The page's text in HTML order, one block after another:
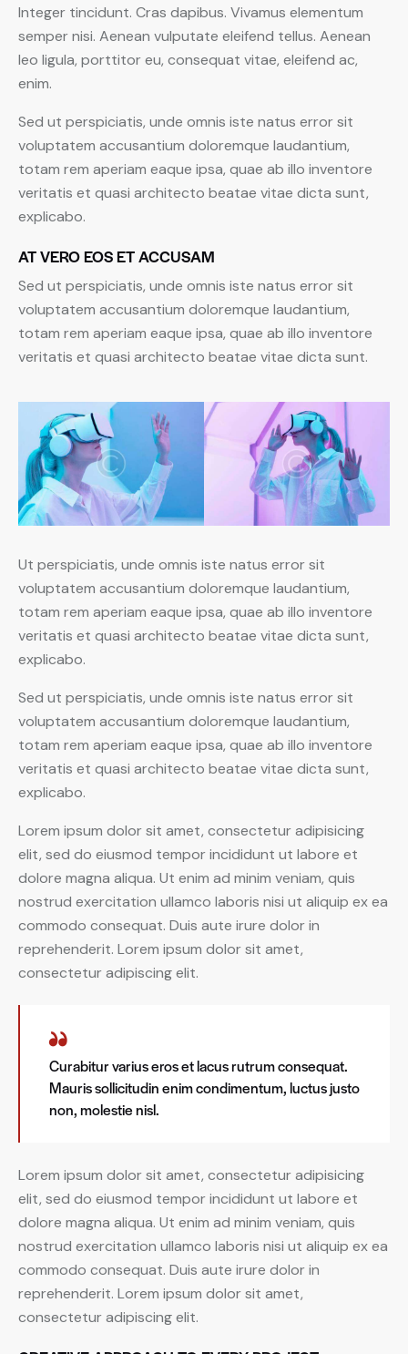
Integer tincidunt. Cras dapibus. Vivamus elementum
semper nisi. Aenean vulputate eleifend tellus. Aenean
leo ligula, porttitor eu, consequat vitae, eleifend ac,
enim.
Sed ut perspiciatis, unde omnis iste natus error sit
voluptatem accusantium doloremque laudantium,
totam rem aperiam eaque ipsa, quae ab illo inventore
veritatis et quasi architecto beatae vitae dicta sunt,
explicabo.
AT VERO EOS ET ACCUSAM
Sed ut perspiciatis, unde omnis iste natus error sit
voluptatem accusantium doloremque laudantium,
totam rem aperiam eaque ipsa, quae ab illo inventore
veritatis et quasi architecto beatae vitae dicta sunt.
Ut perspiciatis, unde omnis iste natus error sit
voluptatem accusantium doloremque laudantium,
totam rem aperiam eaque ipsa, quae ab illo inventore
veritatis et quasi architecto beatae vitae dicta sunt,
explicabo.
Sed ut perspiciatis, unde omnis iste natus error sit
voluptatem accusantium doloremque laudantium,
totam rem aperiam eaque ipsa, quae ab illo inventore
veritatis et quasi architecto beatae vitae dicta sunt,
explicabo.
Lorem ipsum dolor sit amet, consectetur adipisicing
elit, sed do eiusmod tempor incididunt ut labore et
dolore magna aliqua. Ut enim ad minim veniam, quis
nostrud exercitation ullamco laboris nisi ut aliquip ex ea
commodo consequat. Duis aute irure dolor in
reprehenderit. Lorem ipsum dolor sit amet,
consectetur adipiscing elit.
Curabitur varius eros et lacus rutrum consequat.
Mauris sollicitudin enim condimentum, luctus justo
non, molestie nisl.
Lorem ipsum dolor sit amet, consectetur adipisicing
elit, sed do eiusmod tempor incididunt ut labore et
dolore magna aliqua. Ut enim ad minim veniam, quis
nostrud exercitation ullamco laboris nisi ut aliquip ex ea
commodo consequat. Duis aute irure dolor in
reprehenderit. Lorem ipsum dolor sit amet,
consectetur adipiscing elit.